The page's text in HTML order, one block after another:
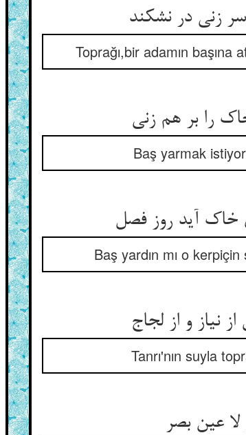
Toprağı,bir adamın
Baş yarmak
Baş yardın mı o
Tanrı'nın suyla